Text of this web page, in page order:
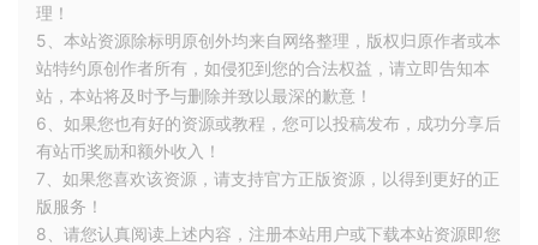
理！
5、本站资源除标明原创外均来自网络整理，版权归原作者或本
站特约原创作者所有，如侵犯到您的合法权益，请立即告知本
站，本站将及时予与删除并致以最深的歉意！
6、如果您也有好的资源或教程，您可以投稿发布，成功分享后
有站币奖励和额外收入！
7、如果您喜欢该资源，请支持官方正版资源，以得到更好的正
版服务！
8、请您认真阅读上述内容，注册本站用户或下载本站资源即您